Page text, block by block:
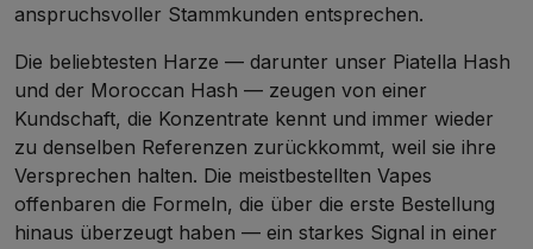
anspruchsvoller Stammkunden entsprechen.
Die beliebtesten Harze — darunter unser Piatella Hash
und der Moroccan Hash — zeugen von einer
Kundschaft, die Konzentrate kennt und immer wieder
zu denselben Referenzen zurückkommt, weil sie ihre
Versprechen halten. Die meistbestellten Vapes
offenbaren die Formeln, die über die erste Bestellung
hinaus überzeugt haben — ein starkes Signal in einer